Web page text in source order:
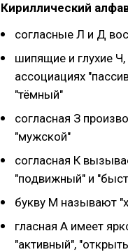
Кириллический
согласные Л и Д
шипящие и глухие
ассоциациях
"тёмный"
согласная З
"мужской"
согласная К
"подвижный" и
букву М называют
гласная А имеет
"активный",